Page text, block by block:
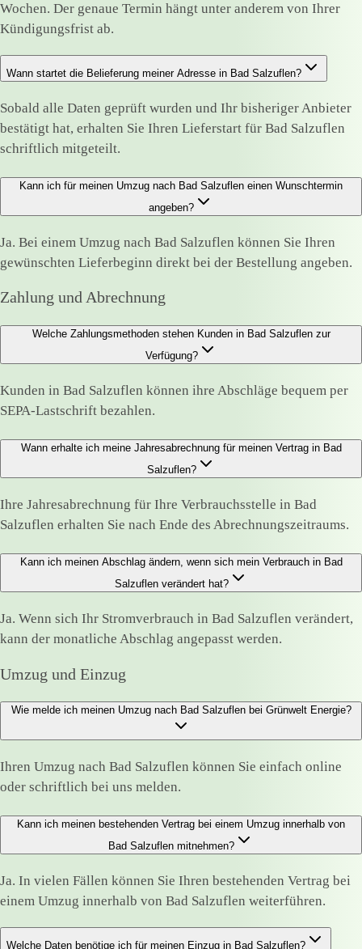
Wochen. Der genaue Termin hängt unter anderem von Ihrer
Kündigungsfrist ab.
Wann startet die Belieferung meiner Adresse in Bad Salzuflen?
Sobald alle Daten geprüft wurden und Ihr bisheriger Anbieter
bestätigt hat, erhalten Sie Ihren Lieferstart für Bad Salzuflen
schriftlich mitgeteilt.
Kann ich für meinen Umzug nach Bad Salzuflen einen Wunschtermin
angeben?
Ja. Bei einem Umzug nach Bad Salzuflen können Sie Ihren
gewünschten Lieferbeginn direkt bei der Bestellung angeben.
Zahlung und Abrechnung
Welche Zahlungsmethoden stehen Kunden in Bad Salzuflen zur
Verfügung?
Kunden in Bad Salzuflen können ihre Abschläge bequem per
SEPA-Lastschrift bezahlen.
Wann erhalte ich meine Jahresabrechnung für meinen Vertrag in Bad
Salzuflen?
Ihre Jahresabrechnung für Ihre Verbrauchsstelle in Bad
Salzuflen erhalten Sie nach Ende des Abrechnungszeitraums.
Kann ich meinen Abschlag ändern, wenn sich mein Verbrauch in Bad
Salzuflen verändert hat?
Ja. Wenn sich Ihr Stromverbrauch in Bad Salzuflen verändert,
kann der monatliche Abschlag angepasst werden.
Umzug und Einzug
Wie melde ich meinen Umzug nach Bad Salzuflen bei Grünwelt Energie?
Ihren Umzug nach Bad Salzuflen können Sie einfach online
oder schriftlich bei uns melden.
Kann ich meinen bestehenden Vertrag bei einem Umzug innerhalb von
Bad Salzuflen mitnehmen?
Ja. In vielen Fällen können Sie Ihren bestehenden Vertrag bei
einem Umzug innerhalb von Bad Salzuflen weiterführen.
Welche Daten benötige ich für meinen Einzug in Bad Salzuflen?